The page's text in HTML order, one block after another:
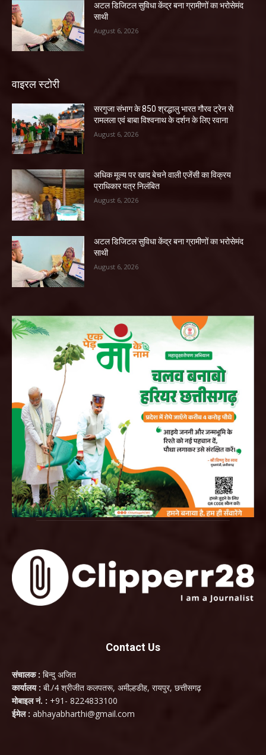
अटल डिजिटल सुविधा केंद्र बना ग्रामीणों का भरोसेमंद
साथी
August 6, 2026
वाइरल स्टोरी
सरगुजा संभाग के 850 श्रद्धालु भारत गौरव ट्रेन से
रामलला एवं बाबा विश्वनाथ के दर्शन के लिए रवाना
August 6, 2026
अधिक मूल्य पर खाद बेचने वाली एजेंसी का विक्रय
प्राधिकार पत्र निलंबित
August 6, 2026
अटल डिजिटल सुविधा केंद्र बना ग्रामीणों का भरोसेमंद
साथी
August 6, 2026
Contact Us
संचालक : बिन्दु अजित
कार्यालय : बी./4 श्रीजीत कलपतरू, अमील्हडीह, रायपुर, छत्तीसगढ़
मोबाइल नं. : +91- 8224833100
ईमेल : abhayabharthi@gmail.com